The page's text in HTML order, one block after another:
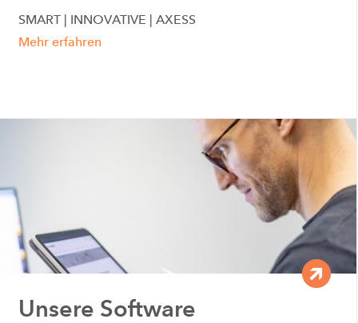
SMART | INNOVATIVE | AXESS
Mehr erfahren
Unsere Software